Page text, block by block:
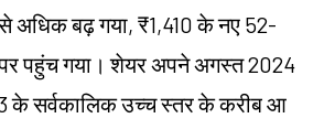
अधिक बढ़ गया, ₹1,410 के नए 52-
पहुंच गया। शेयर अपने अगस्त 2024
के सर्वकालिक उच्च स्तर के करीब आ